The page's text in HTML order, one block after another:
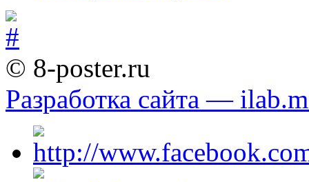
© 8-poster.ru
Разработка сайта —